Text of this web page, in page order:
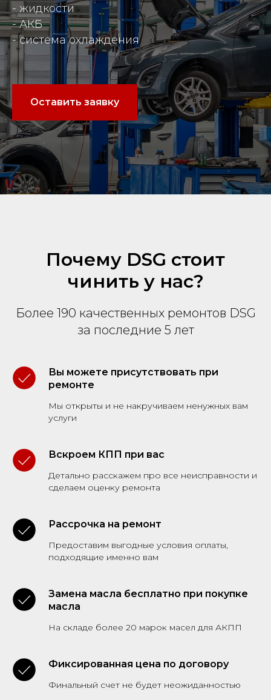
- жидкости
- АКБ
- система охлаждения
Оставить заявку
Почему DSG стоит
чинить у нас?
Более 190 качественных ремонтов DSG
за последние 5 лет
Вы можете присутствовать при
ремонте
Мы открыты и не накручиваем ненужных вам
услуги
Вскроем КПП при вас
Детально расскажем про все неисправности и
сделаем оценку ремонта
Рассрочка на ремонт
Предоставим выгодные условия оплаты,
подходящие именно вам
Замена масла бесплатно при покупке
масла
На складе более 20 марок масел для АКПП
Фиксированная цена по договору
Финальный счет не будет неожиданностью